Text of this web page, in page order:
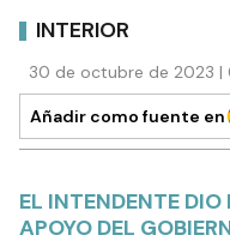
INTERIOR
30 de octubre de 2023 |
Añadir como fuente en
EL INTENDENTE DIO
APOYO DEL